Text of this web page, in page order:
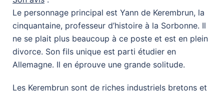
Le personnage principal est Yann de Kerembrun, la
cinquantaine, professeur d’histoire à la Sorbonne. Il
ne se plait plus beaucoup à ce poste et est en plein
divorce. Son fils unique est parti étudier en
Allemagne. Il en éprouve une grande solitude.
Les Kerembrun sont de riches industriels bretons et